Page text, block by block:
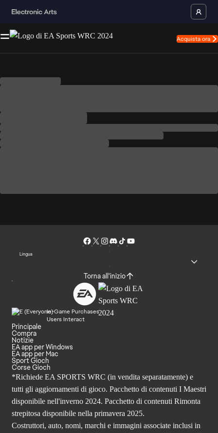
Acquista ora
Lingua
Torna all'inizio
In-Game Purchases
Users Interact
Principale
Compra
Notizie
EA app per Windows
EA app per Mac
Sport Gioch
Corse Gioch
*Richiede EA SPORTS WRC (in vendita separatamente) e
tutti gli aggiornamenti di gioco. Pacchetto di contenuti I Maestri
disponibile nell'inverno 2024. Pacchetto di contenuti Rimonta
strepitosa disponibile nella primavera 2025.
Costruttori, auto, nomi, marchi e immagini associate inclusi in